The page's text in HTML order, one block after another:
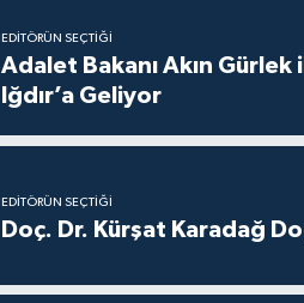
EDITÖRÜN SEÇTIĞI
Adalet Bakanı Akın
Iğdır’a Geliyor
EDITÖRÜN SEÇTIĞI
Doç. Dr. Kürşat Karadağ